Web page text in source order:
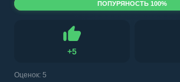
+5
Нравится
Оценок: 5
ПОПУРЯНОСТЬ 100%